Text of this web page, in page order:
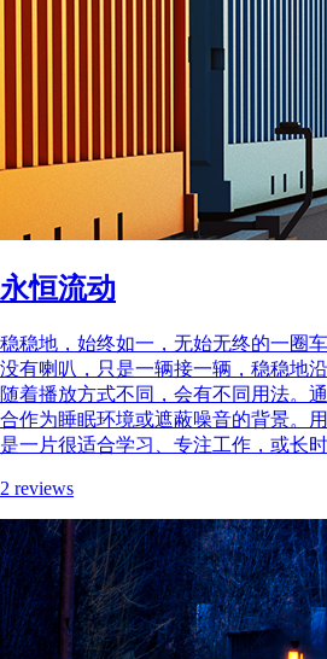
永恒流动
稳稳地，始终如一，无始无终的一圈
没有喇叭，只是一辆接一辆，稳稳地
随着播放方式不同，会有不同用法。
合作为睡眠环境或遮蔽噪音的背景。
是一片很适合学习、专注工作，或长
2 reviews